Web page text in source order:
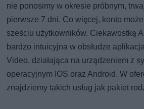
nie ponosimy w okresie próbnym,
pierwsze 7 dni. Co więcej, konto
sześciu użytkowników. Ciekawostką
bardzo intuicyjna w obsłudze
Video, działająca na urządzeniem z
operacyjnym IOS oraz Android. W
znajdziemy takich usług jak pakiet